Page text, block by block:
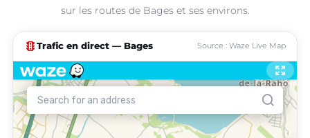
sur les routes de Bages et ses environs.
traffic Trafic en direct — Bages Source : Waze Live Map